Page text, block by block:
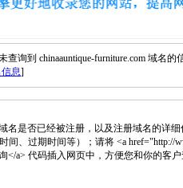
查询到 chinaauntique-furniture.com 域名的
息]
名是否已经被注册，以及注册域名的详
间、过期时间等）；请将 <a href="http://
</a> 代码插入网页中，方便您和你的客